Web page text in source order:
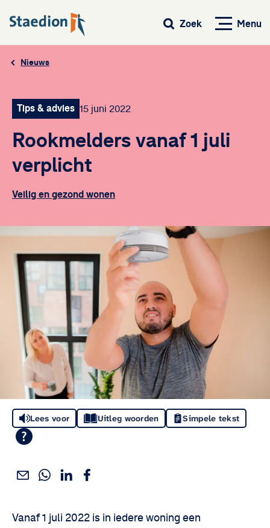
Menu
Zoek
Nieuws
Tips & advies 15 juni 2022
Rookmelders vanaf 1 juli
verplicht
Veilig en gezond wonen
Lees voor Uitleg woorden Simpele tekst
Deel het artikel:
Deel dit via e-mail
Deel dit via WhatsApp
Deel dit via Linkedin
Deel dit via Facebook
Vanaf 1 juli 2022 is in iedere woning een